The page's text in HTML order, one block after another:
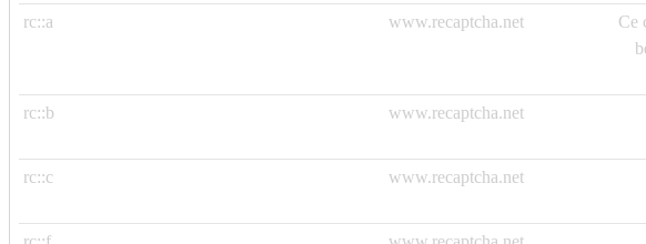
rc::a www.recaptcha.net
Ce
rc::b www.recaptcha.net
rc::c
www.recaptcha.net